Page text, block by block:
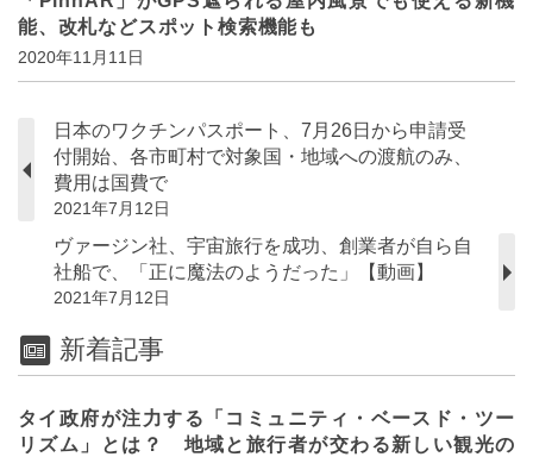
能、改札などスポット検索機能も
2020年11月11日
日本のワクチンパスポート、7月26日から申請受
付開始、各市町村で対象国・地域への渡航のみ、
費用は国費で
2021年7月12日
ヴァージン社、宇宙旅行を成功、創業者が自ら自
社船で、「正に魔法のようだった」【動画】
2021年7月12日
新着記事
タイ政府が注力する「コミュニティ・ベースド・ツー
リズム」とは？ 地域と旅行者が交わる新しい観光の